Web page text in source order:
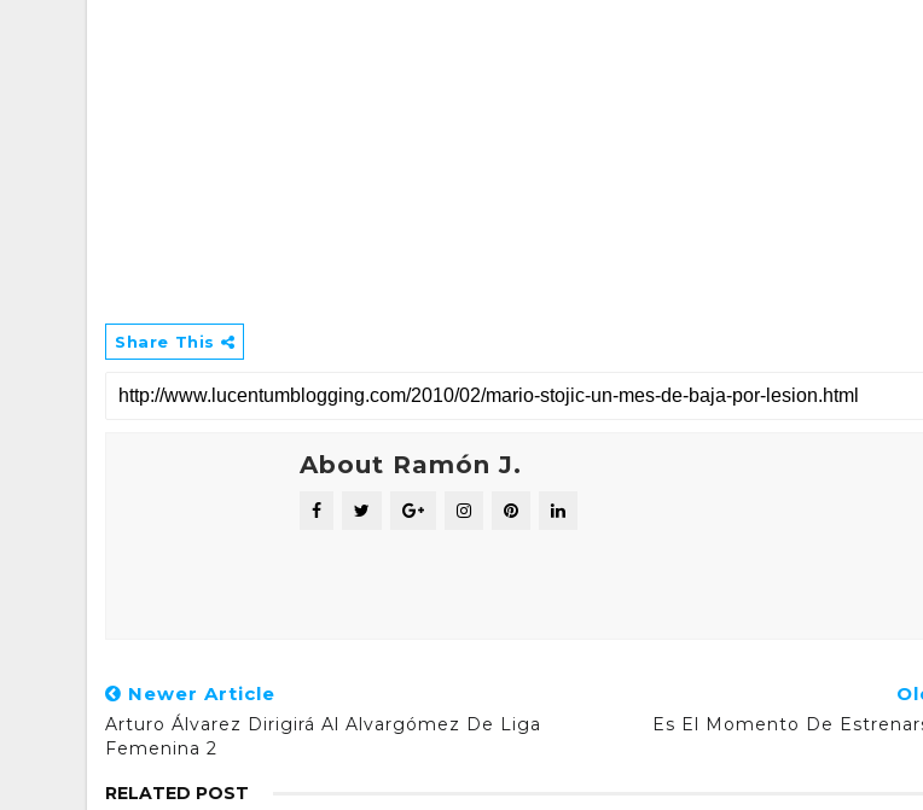
Share This
About Ramón J.
Newer Article
Arturo Álvarez Dirigirá Al Alvargómez De Liga
Femenina 2
Es El Momento De
RELATED POST